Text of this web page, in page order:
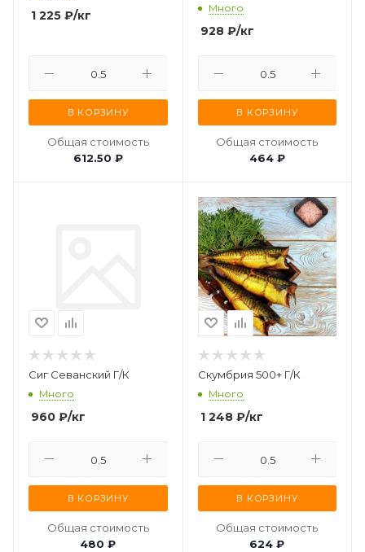
1 225 ₽/кг
В КОРЗИНУ
Общая стоимость
612.50 ₽
Много
928₽/кг
В КОРЗИНУ
Общая стоимость
464 ₽
Сиг Севанский Г/К
Много
960 ₽/кг
В КОРЗИНУ
Общая стоимость
480 ₽
Скумбрия 500+ Г/К
Много
1 248₽/кг
В КОРЗИНУ
Общая стоимость
624 ₽